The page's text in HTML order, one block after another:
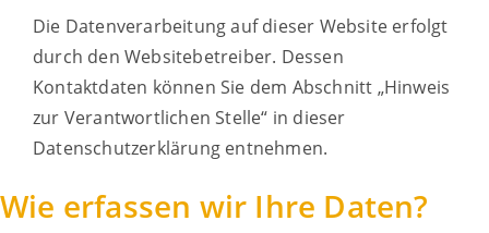
Die Datenverarbeitung auf dieser Website erfolgt
durch den Websitebetreiber. Dessen
Kontaktdaten können Sie dem Abschnitt „Hinweis
zur Verantwortlichen Stelle“ in dieser
Datenschutzerklärung entnehmen.
Wie erfassen wir Ihre Daten?